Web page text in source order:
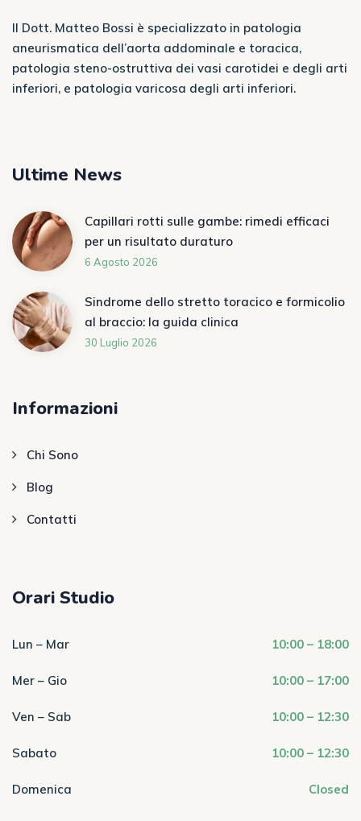
Il Dott. Matteo Bossi è specializzato in patologia
aneurismatica dell’aorta addominale e toracica,
patologia steno-ostruttiva dei vasi carotidei e degli arti
inferiori, e patologia varicosa degli arti inferiori.
Ultime News
Capillari rotti sulle gambe: rimedi efficaci
per un risultato duraturo
6 Agosto 2026
Sindrome dello stretto toracico e formicolio
al braccio: la guida clinica
30 Luglio 2026
Informazioni
Chi Sono
Blog
Contatti
Orari Studio
Lun – Mar 10:00 – 18:00
Mer – Gio 10:00 – 17:00
Ven – Sab 10:00 – 12:30
Sabato 10:00 – 12:30
Domenica Closed